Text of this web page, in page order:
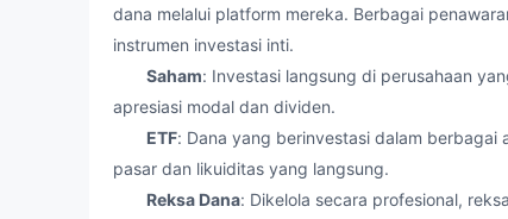
dana melalui platform mereka. Berbagai
instrumen investasi inti.
Saham: Investasi langsung di perusahaan
apresiasi modal dan dividen.
ETF: Dana yang berinvestasi dalam
pasar dan likuiditas yang langsung.
Reksa Dana: Dikelola secara profesional,